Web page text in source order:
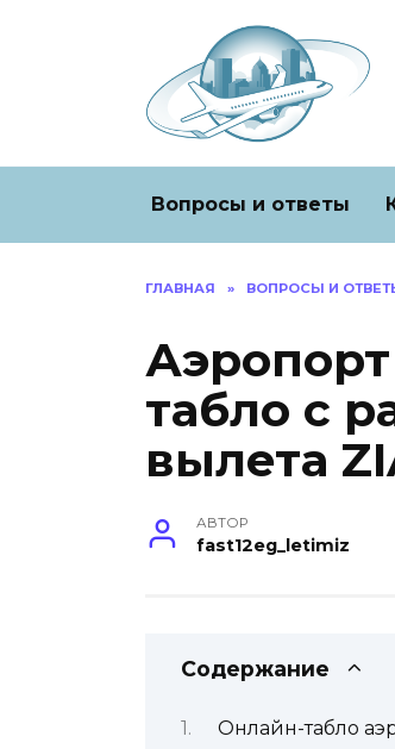
Вопросы и ответы
ГЛАВНАЯ » ВОПРОСЫ И
табло с
вылета
АВТОР
fast12eg_letimiz
Содержание
Онлайн-табло